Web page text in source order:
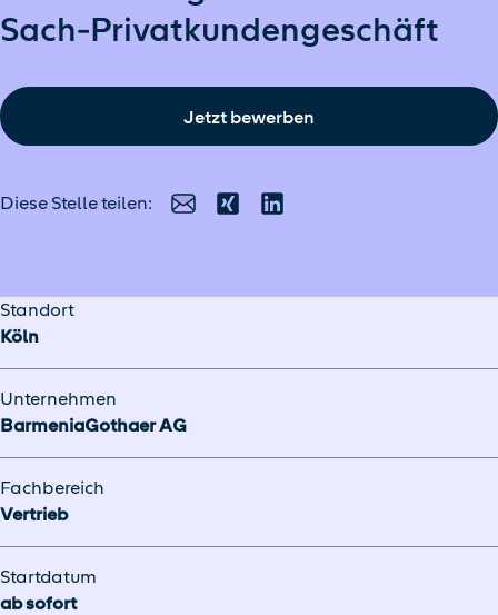
Sach-Privatkundengeschäft
Jetzt bewerben
Diese Stelle teilen:
E-MailXing LinkedIn
Standort
Köln
Unternehmen
BarmeniaGothaer AG
Fachbereich
Vertrieb
Startdatum
ab sofort